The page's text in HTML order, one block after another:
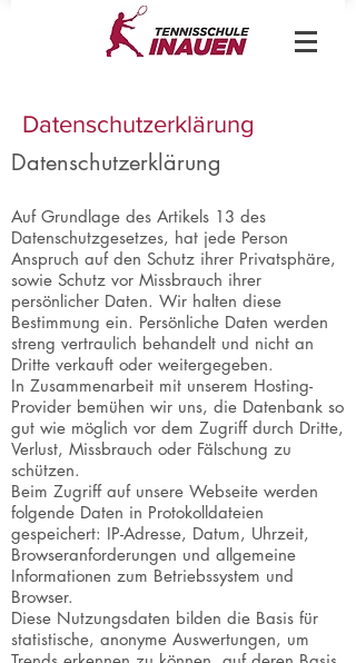
Datenschutzerklärung
Datenschutzerklärung
Auf Grundlage des Artikels 13 des
Datenschutzgesetzes, hat jede Person
Anspruch auf den Schutz ihrer Privatsphäre,
sowie Schutz vor Missbrauch ihrer
persönlicher Daten. Wir halten diese
Bestimmung ein. Persönliche Daten werden
streng vertraulich behandelt und nicht an
Dritte verkauft oder weitergegeben.
In Zusammenarbeit mit unserem Hosting-
Provider bemühen wir uns, die Datenbank so
gut wie möglich vor dem Zugriff durch Dritte,
Verlust, Missbrauch oder Fälschung zu
schützen.
Beim Zugriff auf unsere Webseite werden
folgende Daten in Protokolldateien
gespeichert: IP-Adresse, Datum, Uhrzeit,
Browseranforderungen und allgemeine
Informationen zum Betriebssystem und
Browser.
Diese Nutzungsdaten bilden die Basis für
statistische, anonyme Auswertungen, um